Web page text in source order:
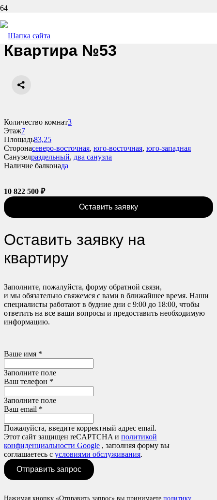
Назад
Квартира №53
Количество комнат3
Этаж7
Площадь83,25
Сторонасеверо-восточная, юго-восточная, юго-западная
Санузелраздельный, два санузла
Наличие балконада
10 822 500 ₽
Оставить заявку
Оставить заявку на
квартиру
Заполните, пожалуйста, форму обратной связи,
и мы обязательно свяжемся с вами в ближайшее время. Наши
специалисты работают в будние дни с 9:00 до 18:00, чтобы
ответить на все ваши вопросы и предоставить необходимую
информацию.
Ваше имя *
Заполните поле
Ваш телефон *
Заполните поле
Ваш email *
Пожалуйста, введите корректный адрес email.
Этот сайт защищен reCAPTCHA и политикой
конфиденциальности Google , заполняя форму вы
соглашаетесь с условиями обслуживания.
Отправить запрос
Нажимая кнопку «Отправить запрос» вы принимаете политику